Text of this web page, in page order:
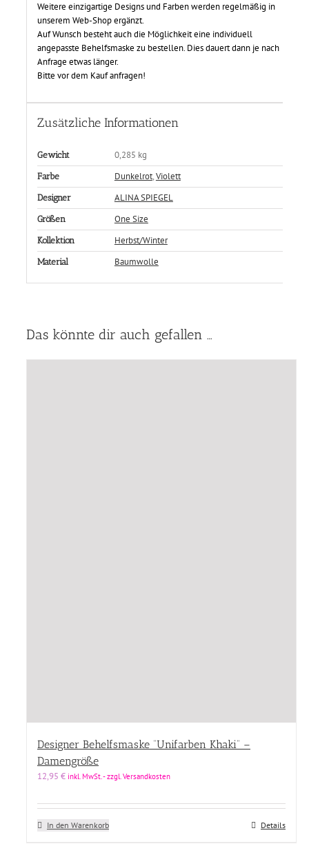
Weitere einzigartige Designs und Farben werden regelmäßig in
unserem Web-Shop ergänzt.
Auf Wunsch besteht auch die Möglichkeit eine individuell
angepasste Behelfsmaske zu bestellen. Dies dauert dann je nach
Anfrage etwas länger.
Bitte vor dem Kauf anfragen!
Zusätzliche Informationen
Gewicht 0,285 kg
Farbe Dunkelrot,Violett
Designer ALINA SPIEGEL
Größen One Size
Kollektion Herbst/Winter
Material Baumwolle
Das könnte dir auch gefallen …
Designer Behelfsmaske “Unifarben Khaki” –
Damengröße
12,95 € inkl. MwSt. - zzgl. Versandkosten
In den Warenkorb Details